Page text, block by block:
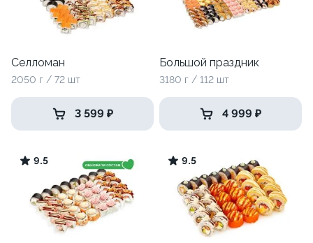
Селломан
2050 г / 72 шт
3 599 ₽
Большой праздник
3180 г / 112 шт
4 999 ₽
9.5 9.5